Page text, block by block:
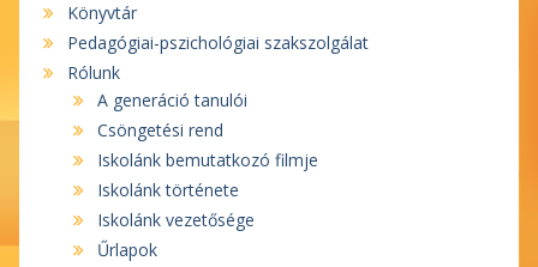
Könyvtár
Pedagógiai-pszichológiai szakszolgálat
Rólunk
A generáció tanulói
Csöngetési rend
Iskolánk bemutatkozó filmje
Iskolánk története
Iskolánk vezetősége
Űrlapok